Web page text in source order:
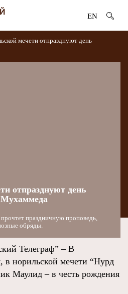
EN
мечети отпразднуют день
отпразднуют день
праздничную проповедь,
обряды.
Телеграф” – В
в норильской мечети “Нурд
Маулид – в честь рождения